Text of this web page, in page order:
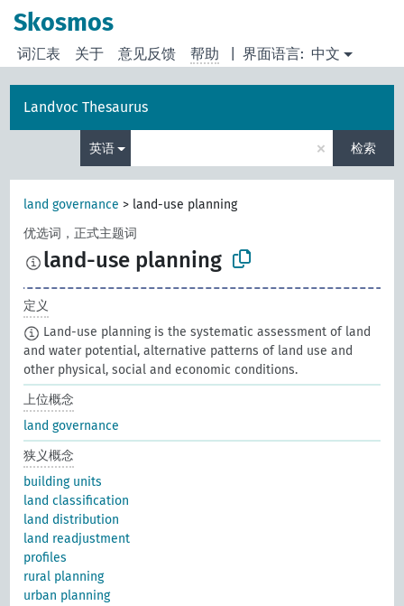
Skosmos
界面语言: 中文
词汇表 关于 意见反馈 帮助
Landvoc Thesaurus
英语 × 检索
land governance > land-use planning
优选词，正式主题词
land-use planning
定义
Land-use planning is the systematic assessment of land
and water potential, alternative patterns of land use and
other physical, social and economic conditions.
上位概念
land governance
狭义概念
building units
land classification
land distribution
land readjustment
profiles
rural planning
urban planning